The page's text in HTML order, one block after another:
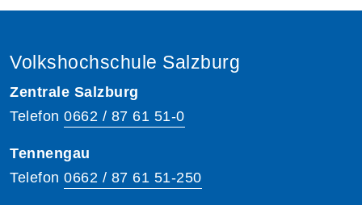
Volkshochschule Salzburg
Zentrale Salzburg
Telefon 0662 / 87 61 51-0
Tennengau
Telefon 0662 / 87 61 51-250